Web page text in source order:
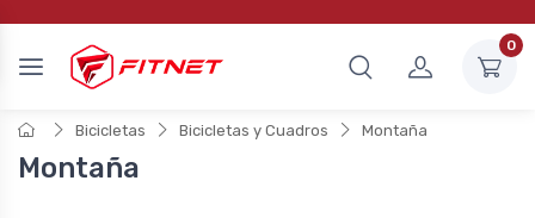
0
Bicicletas Bicicletas y Cuadros Montaña
Montaña